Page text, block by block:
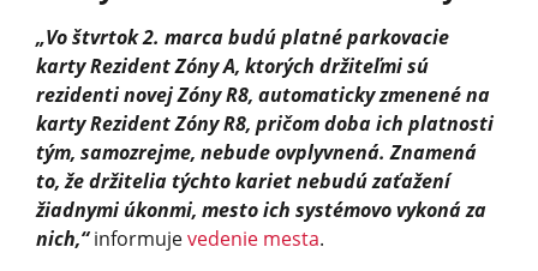
„Vo štvrtok 2. marca budú platné parkovacie
karty Rezident Zóny A, ktorých držiteľmi sú
rezidenti novej Zóny R8, automaticky zmenené na
karty Rezident Zóny R8, pričom doba ich platnosti
tým, samozrejme, nebude ovplyvnená. Znamená
to, že držitelia týchto kariet nebudú zaťažení
žiadnymi úkonmi, mesto ich systémovo vykoná za
nich,“informujevedenie mesta.